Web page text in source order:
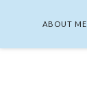
ABOUT ME